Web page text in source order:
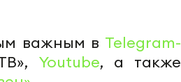
важным в Telegram-
Youtube, а также